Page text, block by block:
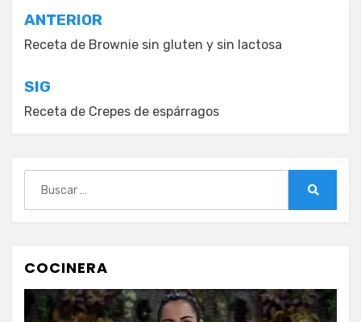
Navegación
de
entradas
ANTERIOR
Receta de Brownie sin gluten y sin lactosa
SIG
Receta de Crepes de espárragos
COCINERA